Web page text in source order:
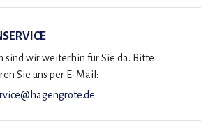
sind wir weiterhin für Sie da. Bitte
Sie uns per E-Mail: